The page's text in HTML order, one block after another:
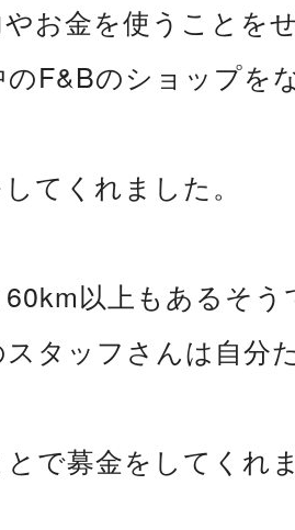
お金を使うことを
のF&Bのショップを
てくれました。
以上もあるそう
スタッフさんは自分
で募金をしてくれ